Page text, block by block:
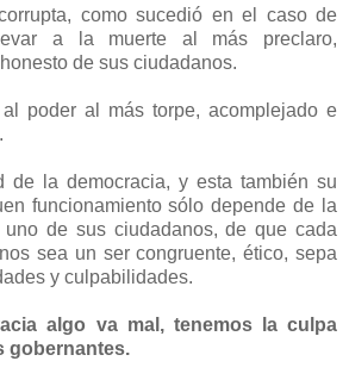
como sucedió en el caso de
a la muerte al más preclaro,
de sus ciudadanos.
poder al más torpe, acomplejado e
de la democracia, y esta también su
funcionamiento sólo depende de la
de sus ciudadanos, de que cada
sea un ser congruente, ético, sepa
y culpabilidades.
algo va mal, tenemos la culpa
gobernantes.